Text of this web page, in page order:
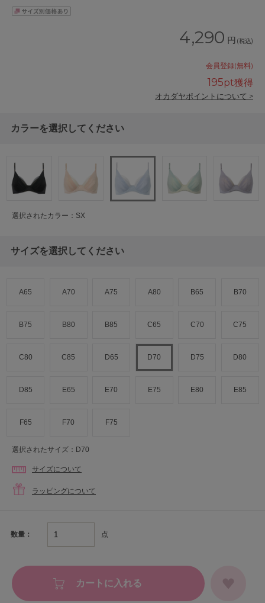
4,290 円 (税込)
会員登録(無料)
195pt獲得
オカダヤポイントについて >
カラーを選択してください
選択されたカラー：SX
サイズを選択してください
A65 A70 A75 A80 B65 B70
B75 B80 B85 C65 C70 C75
C80 C85 D65 D70 D75 D80
D85 E65 E70 E75 E80 E85
F65 F70 F75
選択されたサイズ：D70
サイズについて
ラッピングについて
数量： 点
カートに入れる